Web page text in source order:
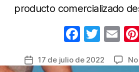
producto comercializado
F
c
T
itt
E
ail
Fecha17 de julio de 2022